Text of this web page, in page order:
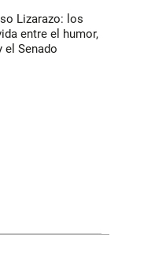
Lizarazo: los
entre el humor,
el Senado